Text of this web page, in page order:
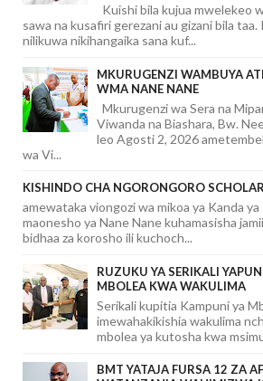
Kuishi bila kujua mwelekeo
sawa na kusafiri gerezani au gizani bila taa.
nilikuwa nikihangaika sana kuf...
MKURUGENZI WAMBUYA
WMA NANE NANE
Mkurugenzi wa Sera na
Viwanda na Biashara, Bw.
leo Agosti 2, 2026
wa Vi...
KISHINDO CHA NGORONGORO
amewataka viongozi wa mikoa ya Kanda
maonesho ya Nane Nane kuhamasisha
bidhaa za korosho ili kuchoch...
RUZUKU YA SERIKALI
MBOLEA KWA WAKULIMA
Serikali kupitia Kampuni ya
imewahakikishia wakulima
mbolea ya kutosha kwa
BMT YATAJA FURSA 12 ZA